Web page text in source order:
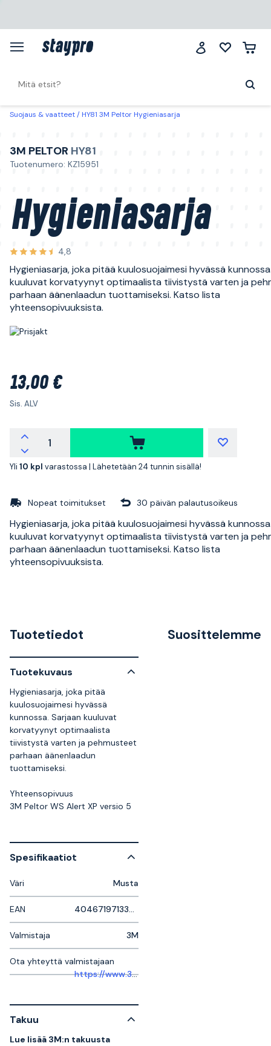
Suojaus & vaatteet HY81 3M Peltor Hygieniasarja
3M PELTOR HY81
Tuotenumero: KZ15951
Hygieniasarja
4,8
Hygieniasarja, joka pitää kuulosuojaimesi hyvässä
kuuluvat korvatyynyt optimaalista tiivistystä varten ja
parhaan äänenlaadun tuottamiseksi. Katso lista
yhteensopivuuksista.
13,00 €
Sis. ALV
Yli 10 kpl varastossa | Lähetetään 24 tunnin sisällä!
Nopeat toimitukset 30 päivän palautusoikeus
Hygieniasarja, joka pitää kuulosuojaimesi hyvässä
kuuluvat korvatyynyt optimaalista tiivistystä varten ja
parhaan äänenlaadun tuottamiseksi. Katso lista
yhteensopivuuksista.
Tuotetiedot
Tuotekuvaus
Hygieniasarja, joka pitää
kuulosuojaimesi hyvässä
kunnossa. Sarjaan kuuluvat
korvatyynyt optimaalista
tiivistystä varten ja pehmusteet
parhaan äänenlaadun
tuottamiseksi.
Yhteensopivuus
3M Peltor WS Alert XP versio 5
Spesifikaatiot
Väri Musta
EAN 4046719713356
Valmistaja 3M
Ota yhteyttä valmistajaan
https://www.3msverige.se/3M/sv_SE/company-ndc/help-center/
Takuu
Lue lisää 3M:n takuusta
Suosittelemme